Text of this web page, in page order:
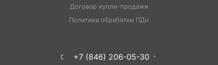
Договор купли-продажи
Политика обработки ПДн
+7 (846) 206-05-30